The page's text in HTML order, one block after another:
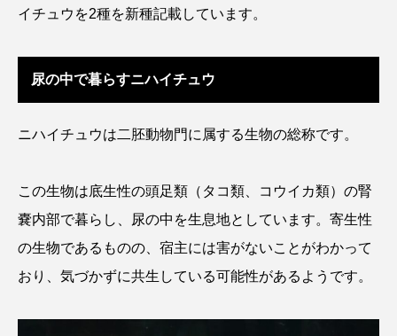
イリエワニ イワナ インドネシア
エゾアイナメ オオカミウオ
オショロコマ オスカー オタリア
イチュウを2種を新種記載しています。
尿の中で暮らすニハイチュウ
ニハイチュウは二胚動物門に属する生物の総称です。
この生物は底生性の頭足類（タコ類、コウイカ類）の腎
嚢内部で暮らし、尿の中を生息地としています。寄生性
の生物であるものの、宿主には害がないことがわかって
おり、気づかずに共生している可能性があるようです。